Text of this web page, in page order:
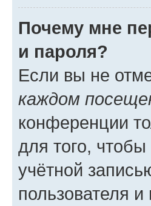
Почему мне
и пароля?
Если вы не
каждом
конференции
для того,
учётной
пользователя